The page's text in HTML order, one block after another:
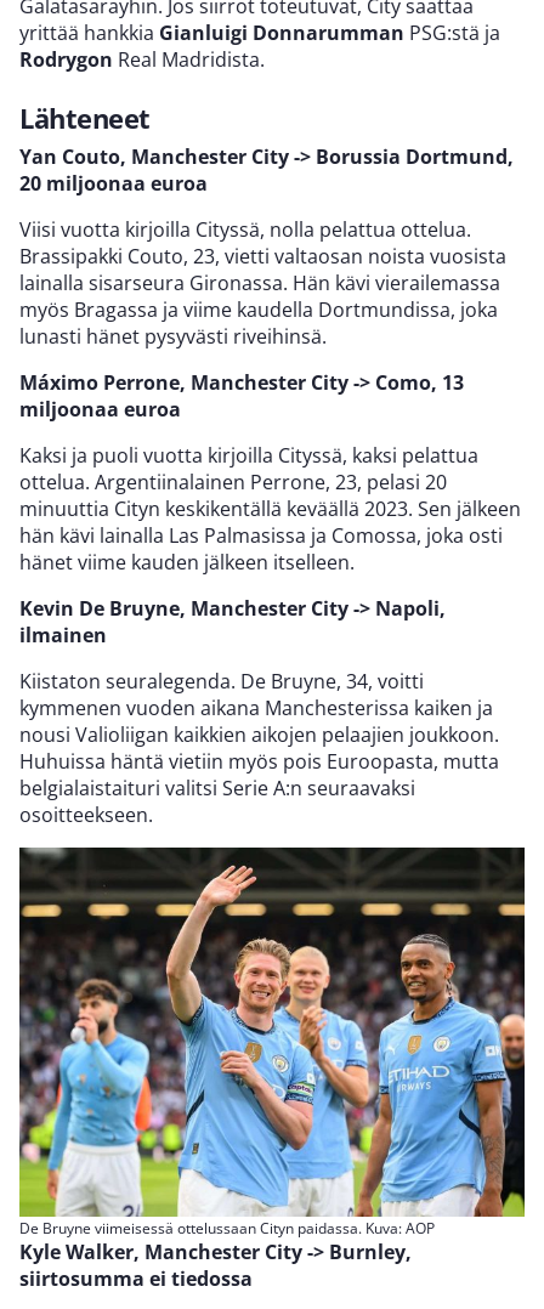
Galatasarayhin. Jos siirrot toteutuvat, City saattaa
yrittää hankkia Gianluigi Donnarumman PSG:stä ja
Rodrygon Real Madridista.
Lähteneet
Yan Couto, Manchester City -> Borussia Dortmund,
20 miljoonaa euroa
Viisi vuotta kirjoilla Cityssä, nolla pelattua ottelua.
Brassipakki Couto, 23, vietti valtaosan noista vuosista
lainalla sisarseura Gironassa. Hän kävi vierailemassa
myös Bragassa ja viime kaudella Dortmundissa, joka
lunasti hänet pysyvästi riveihinsä.
Máximo Perrone, Manchester City -> Como, 13
miljoonaa euroa
Kaksi ja puoli vuotta kirjoilla Cityssä, kaksi pelattua
ottelua. Argentiinalainen Perrone, 23, pelasi 20
minuuttia Cityn keskikentällä keväällä 2023. Sen jälkeen
hän kävi lainalla Las Palmasissa ja Comossa, joka osti
hänet viime kauden jälkeen itselleen.
Kevin De Bruyne, Manchester City -> Napoli,
ilmainen
Kiistaton seuralegenda. De Bruyne, 34, voitti
kymmenen vuoden aikana Manchesterissa kaiken ja
nousi Valioliigan kaikkien aikojen pelaajien joukkoon.
Huhuissa häntä vietiin myös pois Euroopasta, mutta
belgialaistaituri valitsi Serie A:n seuraavaksi
osoitteekseen.
De Bruyne viimeisessä ottelussaan Cityn paidassa. Kuva: AOP
Kyle Walker, Manchester City -> Burnley,
siirtosumma ei tiedossa